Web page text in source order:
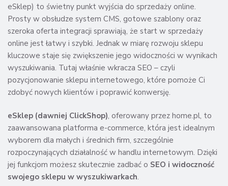
eSklep) to świetny punkt wyjścia do sprzedaży online.
Prosty w obsłudze system CMS, gotowe szablony oraz
szeroka oferta integracji sprawiają, że start w sprzedaży
online jest łatwy i szybki. Jednak w miarę rozwoju sklepu
kluczowe staje się zwiększenie jego widoczności w wynikach
wyszukiwania. Tutaj właśnie wkracza SEO – czyli
pozycjonowanie sklepu internetowego, które pomoże Ci
zdobyć nowych klientów i poprawić konwersję.
eSklep (dawniej ClickShop), oferowany przez home.pl, to
zaawansowana platforma e-commerce, która jest idealnym
wyborem dla małych i średnich firm, szczególnie
rozpoczynających działalność w handlu internetowym. Dzięki
jej funkcjom możesz skutecznie zadbać o SEO i widoczność
swojego sklepu w wyszukiwarkach.